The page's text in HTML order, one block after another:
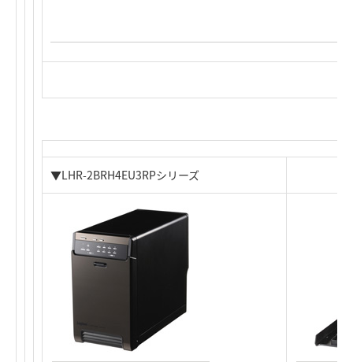
▼LHR-2BRH4EU3RPシリーズ